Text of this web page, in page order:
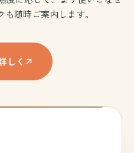
随時ご案内します。
しく